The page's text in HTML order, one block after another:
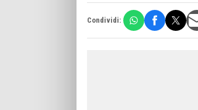
Condividi: